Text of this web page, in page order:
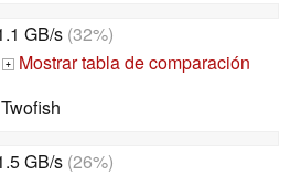
GB/s(32%)
+
Mostrar tabla de comparación
GB/s(26%)